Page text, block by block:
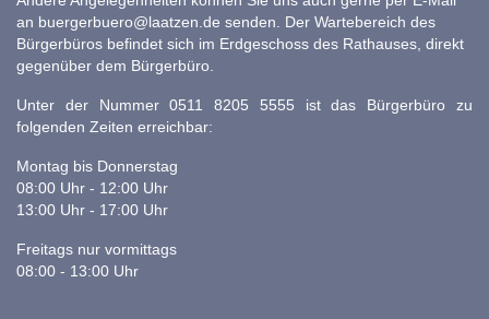
an buergerbuero@laatzen.de senden. Der Wartebereich des
Bürgerbüros befindet sich im Erdgeschoss des Rathauses, direkt
gegenüber dem Bürgerbüro.
Unter der Nummer 0511 8205 5555 ist das Bürgerbüro zu
folgenden Zeiten erreichbar:
Montag bis Donnerstag
08:00 Uhr - 12:00 Uhr
13:00 Uhr - 17:00 Uhr
Freitags nur vormittags
08:00 - 13:00 Uhr